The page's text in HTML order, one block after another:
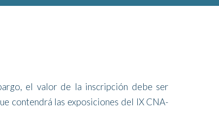
el valor de la inscripción debe ser
contendrá las exposiciones del IX CNA-